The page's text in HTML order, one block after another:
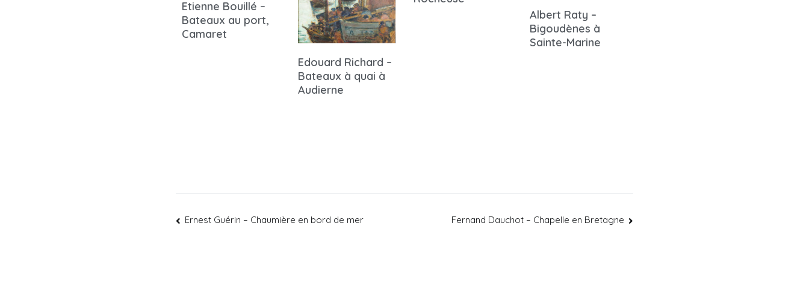
Etienne Bouillé –
Bateaux au port,
Camaret
Edouard Richard –
Bateaux à quai à
Audierne
Albert Raty –
Bigoudènes à
Sainte-Marine
Ernest Guérin – Chaumière en bord de mer Fernand Dauchot – Chapelle en Bretagne